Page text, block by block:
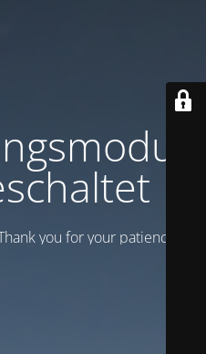
you for your patience!